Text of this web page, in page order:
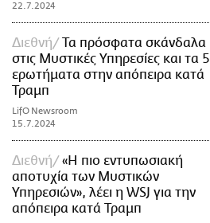
22.7.2024
Διεθνή
Τα πρόσφατα σκάνδαλα
στις Μυστικές Υπηρεσίες και τα 5
ερωτήματα στην απόπειρα κατά
Τραμπ
LifO Newsroom
15.7.2024
Διεθνή
«Η πιο εντυπωσιακή
αποτυχία των Μυστικών
Υπηρεσιών», λέει η WSJ για την
απόπειρα κατά Τραμπ